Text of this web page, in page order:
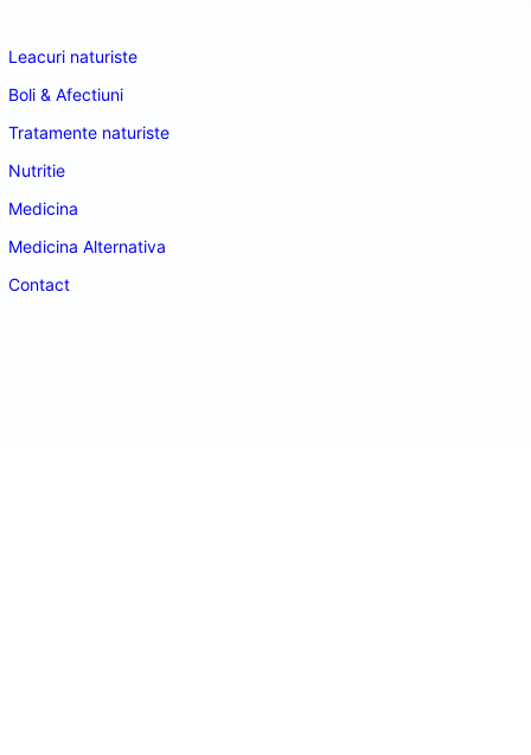
Leacuri naturiste
Boli & Afectiuni
Tratamente naturiste
Nutritie
Medicina
Medicina Alternativa
Contact